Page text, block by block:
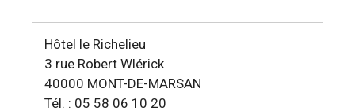
Hôtel le Richelieu
3 rue Robert Wlérick
40000 MONT-DE-MARSAN
Tél. : 05 58 06 10 20